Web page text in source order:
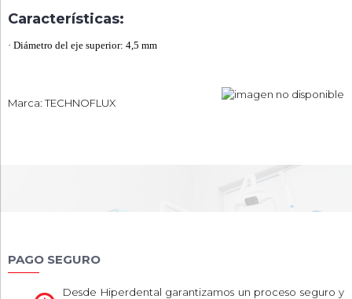
Características:
· Diámetro del eje superior: 4,5 mm
Marca: TECHNOFLUX
PAGO SEGURO
Desde Hiperdental garantizamos un proceso seguro y